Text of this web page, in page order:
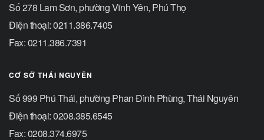
Số 278 Lam Sơn, phường Vĩnh Yên, Phú Thọ
Điện thoại: 0211.386.7405
Fax: 0211.386.7391
CƠ SỞ THÁI NGUYÊN
Số 999 Phú Thái, phường Phan Đình Phùng, Thái Nguyên
Điện thoại: 0208.385.6545
Fax: 0208.374.6975